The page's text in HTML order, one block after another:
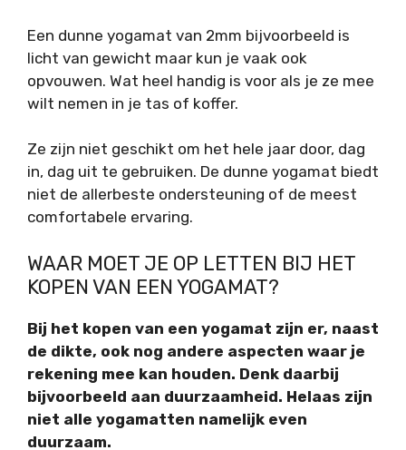
Een dunne yogamat van 2mm bijvoorbeeld is
licht van gewicht maar kun je vaak ook
opvouwen. Wat heel handig is voor als je ze mee
wilt nemen in je tas of koffer.
Ze zijn niet geschikt om het hele jaar door, dag
in, dag uit te gebruiken. De dunne yogamat biedt
niet de allerbeste ondersteuning of de meest
comfortabele ervaring.
WAAR MOET JE OP LETTEN BIJ HET
KOPEN VAN EEN YOGAMAT?
Bij het kopen van een yogamat zijn er, naast
de dikte, ook nog andere aspecten waar je
rekening mee kan houden. Denk daarbij
bijvoorbeeld aan duurzaamheid. Helaas zijn
niet alle yogamatten namelijk even
duurzaam.